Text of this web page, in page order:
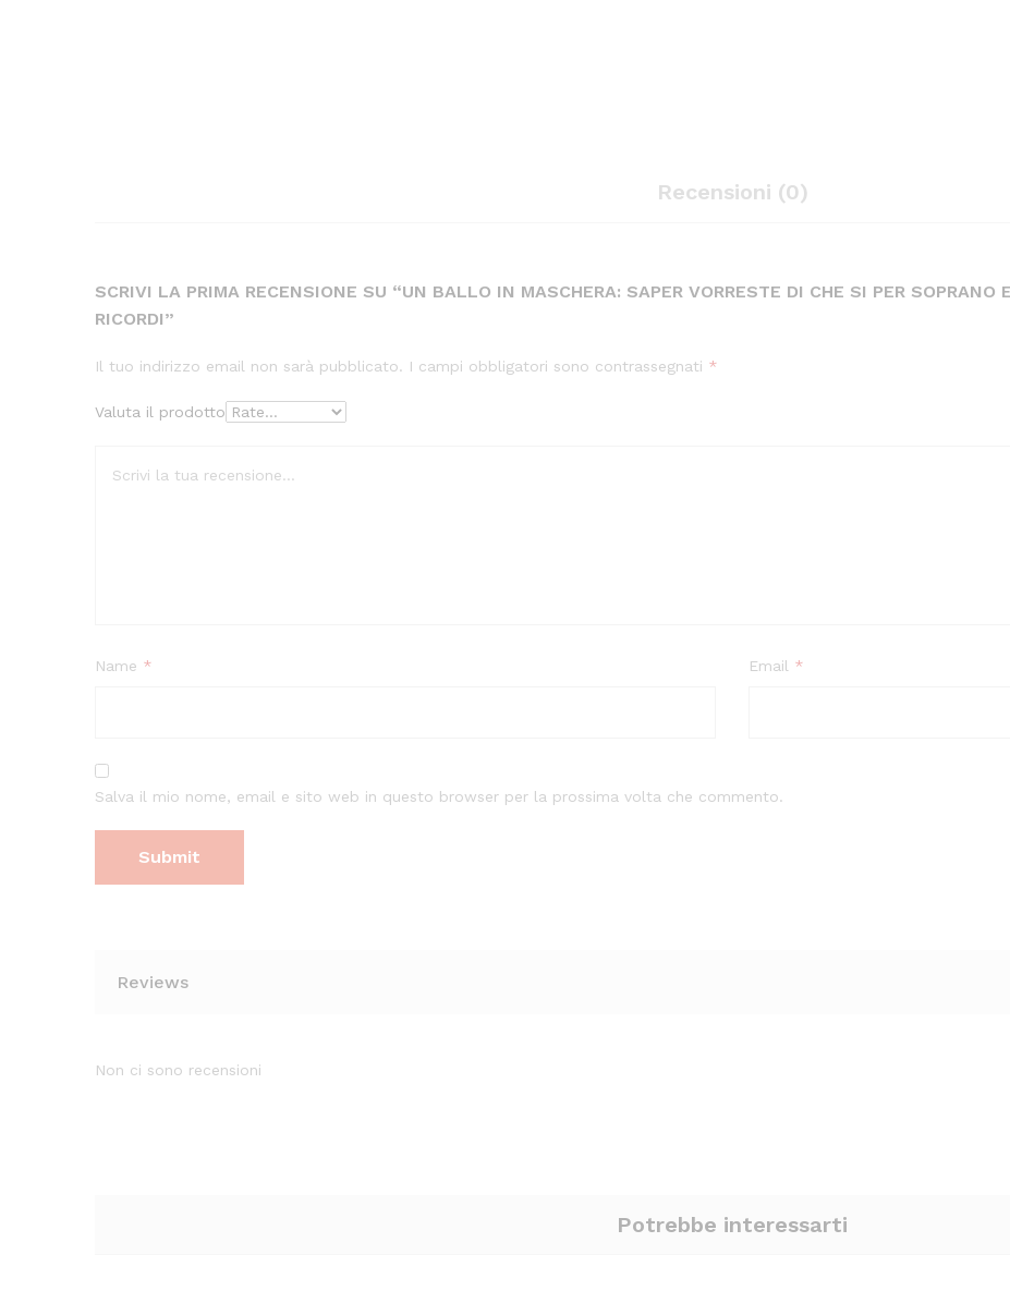
Recensioni (0)
SCRIVI LA PRIMA RECENSIONE SU “UN BALLO IN MASCHERA: SAPER VORRESTE DI CHE SI PER SOPRANO
RICORDI”
Il tuo indirizzo email non sarà pubblicato. I campi obbligatori sono contrassegnati *
Valuta il prodotto
Name * Email *
Salva il mio nome, email e sito web in questo browser per la prossima volta che commento.
Reviews
Non ci sono recensioni
Potrebbe interessarti